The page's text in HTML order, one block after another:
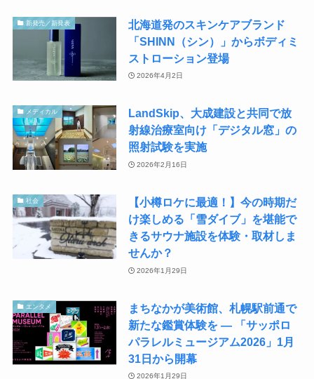
新発売／新発表
北海道発のスキンケアブランド
「SHINN（シン）」からボディミ
ストローション登場
2026年4月2日
メディカル
LandSkip、大成建設と共同で放
射線治療室向け「デジタル窓」の
照射試験を実施
2026年2月16日
社会
【小樽ロケに最適！】今の時期だ
け楽しめる「雪ダイブ」を堪能で
きるサウナ施設を体験・取材しま
せんか？
2026年1月29日
エンタメ
まちなかが美術館、札幌駅前通で
新たな鑑賞体験を — 「サッポロ
パラレルミュージアム2026」1月
31日から開幕
2026年1月29日